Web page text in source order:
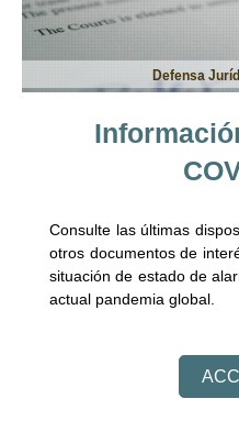
Defensa
Consulte las últimas
otros documentos de
situación de estado de
actual pandemia global.